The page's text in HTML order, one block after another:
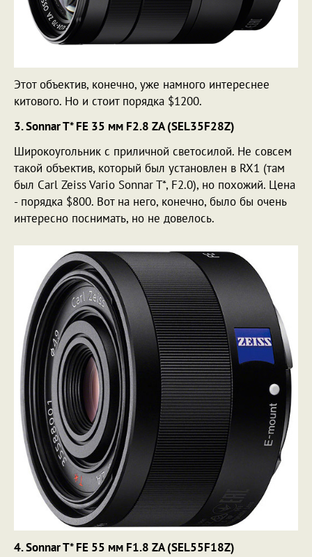
Этот объектив, конечно, уже намного интереснее
китового. Но и стоит порядка $1200.
3. Sonnar T* FE 35 мм F2.8 ZA (SEL35F28Z)
Широкоугольник с приличной светосилой. Не совсем
такой объектив, который был установлен в RX1 (там
был Carl Zeiss Vario Sonnar T*, F2.0), но похожий. Цена
- порядка $800. Вот на него, конечно, было бы очень
интересно поснимать, но не довелось.
4. Sonnar T* FE 55 мм F1.8 ZA (SEL55F18Z)